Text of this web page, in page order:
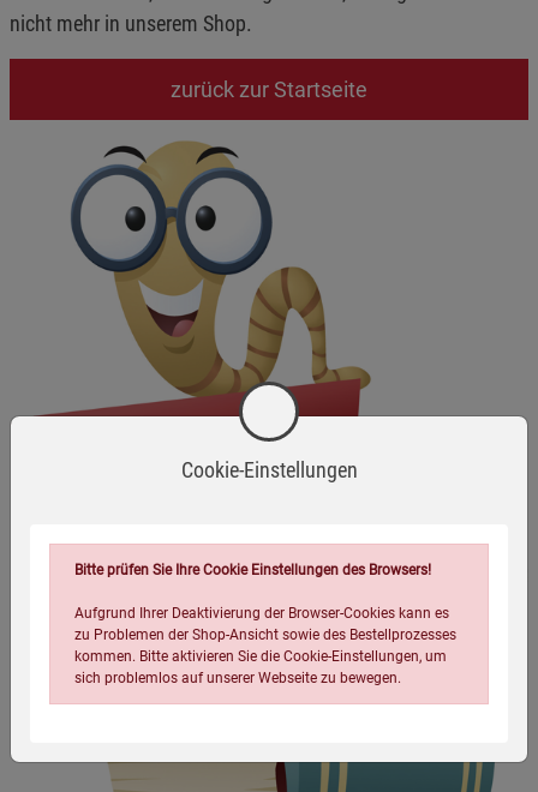
nicht mehr in unserem Shop.
zurück zur Startseite
Cookie-Einstellungen
Bitte prüfen Sie Ihre Cookie Einstellungen des Browsers!
Aufgrund Ihrer Deaktivierung der Browser-Cookies kann es
zu Problemen der Shop-Ansicht sowie des Bestellprozesses
kommen. Bitte aktivieren Sie die Cookie-Einstellungen, um
sich problemlos auf unserer Webseite zu bewegen.